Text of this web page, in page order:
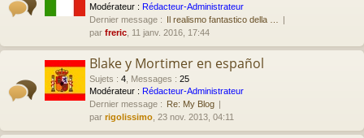
Modérateur : Rédacteur-Administrateur
Dernier message : Il realismo fantastico della …
par freric , 11 janv. 2016, 17:44
Blake y Mortimer en español
Sujets : 4 Messages : 25
Modérateur : Rédacteur-Administrateur
Dernier message : Re: My Blog
par rigolissimo , 23 nov. 2013, 04:11